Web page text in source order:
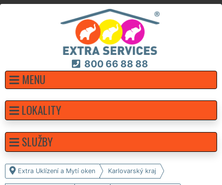
800 66 88 88
MENU
Extra Uklízení a Mytí oken Karlovarský kraj
LOKALITY
SLUŽBY